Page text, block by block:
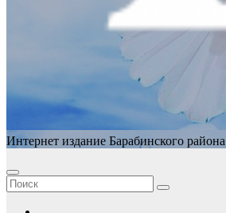
Интернет издание Барабинского района